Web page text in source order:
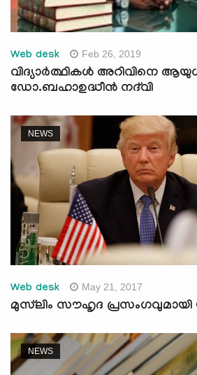
Web desk Feb 26, 2019
വിദ്യാര്‍ത്ഥികള്‍ അറിവിനെ
ഡോ.ബഹാഉദ്ധീന്‍ നദ്‌വി
NEWS
Web desk May 21, 2017
മുസ്‌ലിം സൗഹൃദ പ്രസംഗവുമായി
NEWS